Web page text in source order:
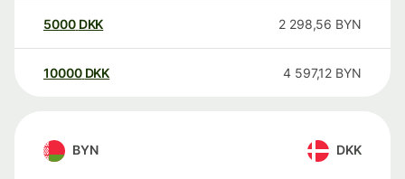
5000 DKK 2 298,56 BYN
10000 DKK 4 597,12 BYN
BYN DKK